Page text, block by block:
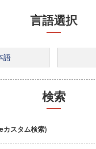
言語選択
検索
スタム検索)